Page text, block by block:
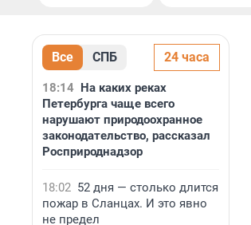
Все СПБ 24 часа
18:14 На каких реках
Петербурга чаще всего
нарушают природоохранное
законодательство, рассказал
Росприроднадзор
18:02 52 дня — столько длится
пожар в Сланцах. И это явно
не предел